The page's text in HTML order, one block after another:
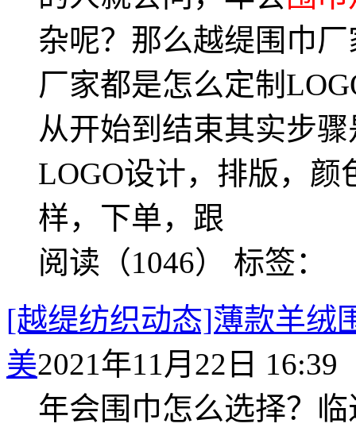
杂呢？那么越缇围巾
厂家都是怎么定制
从开始到结束其实步
LOGO设计，排版，
样，下单，跟
阅读（1046） 标签：
[越缇纺织动态]薄款羊
美2021年11月22日 16:39
年会围巾怎么选择？